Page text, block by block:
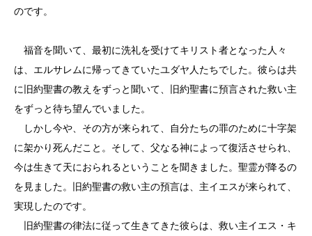
のです。
福音を聞いて、最初に洗礼を受けてキリスト者となった人々
は、エルサレムに帰ってきていたユダヤ人たちでした。彼らは共
に旧約聖書の教えをずっと聞いて、旧約聖書に預言された救い主
をずっと待ち望んでいました。
しかし今や、その方が来られて、自分たちの罪のために十字架
に架かり死んだこと。そして、父なる神によって復活させられ、
今は生きて天におられるということを聞きました。聖霊が降るの
を見ました。旧約聖書の救い主の預言は、主イエスが来られて、
実現したのです。
旧約聖書の律法に従って生きてきた彼らは、救い主イエス・キ